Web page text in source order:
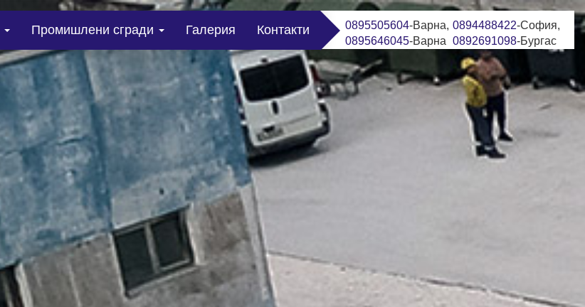
0895505604-Варна,
0895646045-Варна
0894488422-София,
0892691098-Бургас
Промишлени сгради Галерия Контакти